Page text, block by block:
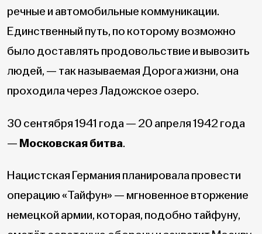
речные и автомобильные коммуникации.
Единственный путь, по которому возможно
было доставлять продовольствие и вывозить
людей, — так называемая Дорога жизни, она
проходила через Ладожское озеро.
30 сентября 1941 года — 20 апреля 1942 года
— Московская битва.
Нацистская Германия планировала провести
операцию «Тайфун» — мгновенное вторжение
немецкой армии, которая, подобно тайфуну,